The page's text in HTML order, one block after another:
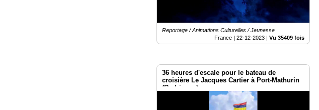
Reportage / Animations Culturelles / Jeunesse
France |22-12-2023 |Vu 35409 fois
36 heures d'escale pour le bateau de
croisière Le Jacques Cartier à Port-Mathurin
(Rodrigues)